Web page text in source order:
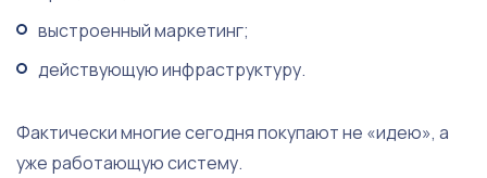
выстроенный маркетинг;
действующую инфраструктуру.
Фактически многие сегодня покупают не «идею», а
уже работающую систему.